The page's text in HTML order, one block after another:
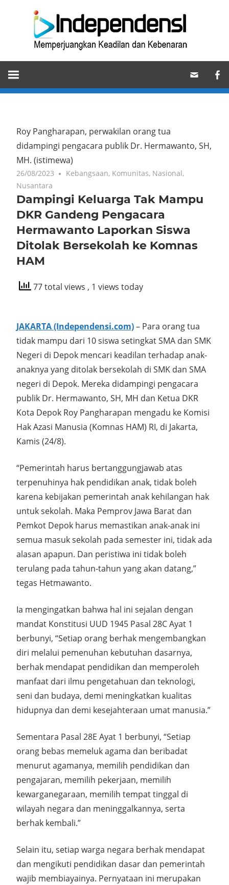
Memperjuangkan
Keadilan
dan
Roy Pangharapan, perwakilan orang tua
didampingi pengacara publik Dr. Hermawanto, SH,
MH. (istimewa)
26/08/2023 Kebangsaan, Komunitas, Nasional,
Nusantara
Dampingi Keluarga Tak Mampu
DKR Gandeng Pengacara
Hermawanto Laporkan Siswa
Ditolak Bersekolah ke Komnas
HAM
77 total views , 1 views today
JAKARTA (Independensi.com)– Para orang tua
tidak mampu dari 10 siswa setingkat SMA dan SMK
Negeri di Depok mencari keadilan terhadap anak-
anaknya yang ditolak bersekolah di SMK dan SMA
negeri di Depok. Mereka didampingi pengacara
publik Dr. Hermawanto, SH, MH dan Ketua DKR
Kota Depok Roy Pangharapan mengadu ke Komisi
Hak Azasi Manusia (Komnas HAM) RI, di Jakarta,
Kamis (24/8).
“Pemerintah harus bertanggungjawab atas
terpenuhinya hak pendidikan anak, tidak boleh
karena kebijakan pemerintah anak kehilangan hak
untuk sekolah. Maka Pemprov Jawa Barat dan
Pemkot Depok harus memastikan anak-anak ini
semua masuk sekolah pada semester ini, tidak ada
alasan apapun. Dan peristiwa ini tidak boleh
terulang pada tahun-tahun yang akan datang,”
tegas Hetmawanto.
Ia mengingatkan bahwa hal ini sejalan dengan
mandat Konstitusi UUD 1945 Pasal 28C Ayat 1
berbunyi, “Setiap orang berhak mengembangkan
diri melalui pemenuhan kebutuhan dasarnya,
berhak mendapat pendidikan dan memperoleh
manfaat dari ilmu pengetahuan dan teknologi,
seni dan budaya, demi meningkatkan kualitas
hidupnya dan demi kesejahteraan umat manusia.”
Sementara Pasal 28E Ayat 1 berbunyi, “Setiap
orang bebas memeluk agama dan beribadat
menurut agamanya, memilih pendidikan dan
pengajaran, memilih pekerjaan, memilih
kewarganegaraan, memilih tempat tinggal di
wilayah negara dan meninggalkannya, serta
berhak kembali.”
Selain itu, setiap warga negara berhak mendapat
dan mengikuti pendidikan dasar dan pemerintah
wajib membiayainya. Pernyataan ini merupakan